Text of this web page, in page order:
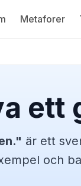
Metaforer
ett
" är ett
och